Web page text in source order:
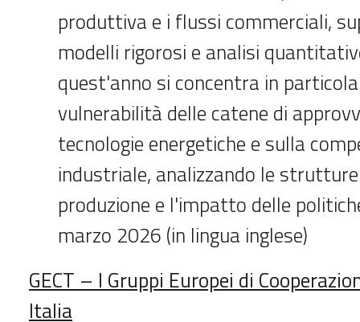
produttiva e i flussi commerciali,
modelli rigorosi e analisi
quest'anno si concentra in
vulnerabilità delle catene di
tecnologie energetiche e sulla
industriale, analizzando le
produzione e l'impatto delle
marzo 2026 (in lingua inglese)
GECT – I Gruppi Europei di
Italia